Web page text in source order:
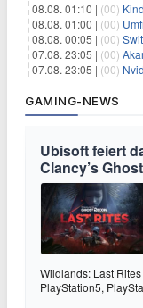
08.08. 01:10 | (00)
08.08. 01:00 | (00)
08.08. 00:05 | (00)
07.08. 23:05 | (00)
07.08. 23:05 | (00) Nvidias
GAMING-NEWS
Ubisoft feiert
Clancy’s
Wildlands: Last
PlayStation5,